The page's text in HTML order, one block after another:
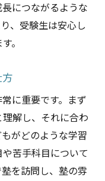
につながるような
、受験生は安心し
。
に重要です。まず
解し、それに合わ
がどのような学習
苦手科目について
を訪問し、塾の雰